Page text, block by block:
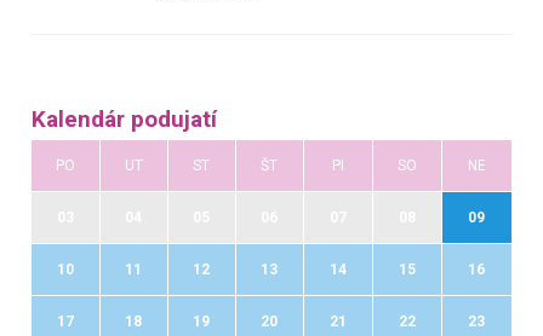
Kalendár podujatí
PO UT ST ŠT PI SO NE
09
10 11 12 13 14 15 16
17 18 19 20 21 22 23